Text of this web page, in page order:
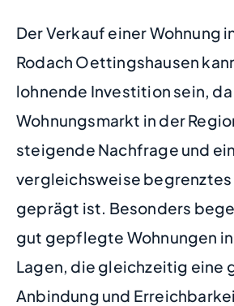
Der Verkauf einer Wohnung
Rodach Oettingshausen
lohnende Investition sein,
Wohnungsmarkt in der
steigende Nachfrage und ein
vergleichsweise
geprägt ist. Besonders
gut gepflegte Wohnungen
Lagen, die gleichzeitig eine
Anbindung und